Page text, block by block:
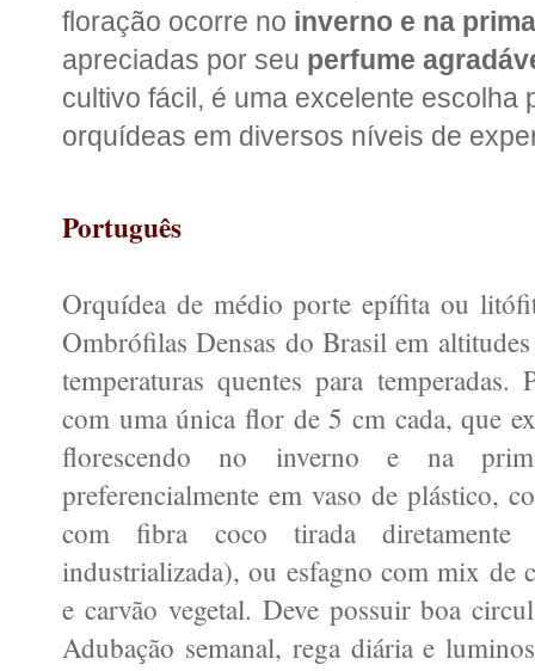
floração ocorre no inverno e na
apreciadas por seu perfume
cultivo fácil, é uma excelente escolha
orquídeas em diversos níveis de
Português
Orquídea de médio porte epífita ou
Ombrófilas Densas do Brasil em
temperaturas quentes para temperadas.
com uma única flor de 5 cm cada, que
florescendo no inverno e na
preferencialmente em vaso de plástico,
com fibra coco tirada
industrializada), ou esfagno com mix de
e carvão vegetal. Deve possuir boa
Adubação semanal, rega diária e